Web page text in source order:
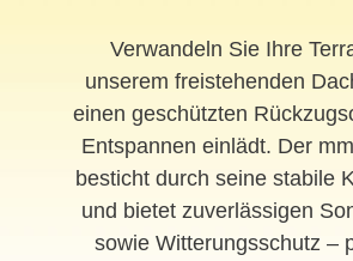
Verwandeln Sie Ihre
unserem freistehenden
einen geschützten
Entspannen einlädt. Der
besticht durch seine stabile
und bietet zuverlässigen
sowie Witterungsschutz –